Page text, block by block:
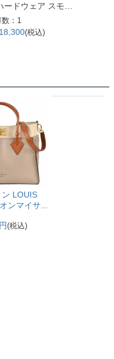
ードウェア スモー
ンク ネックレス 60
SV925 42.4g シ
：1
(税込)
ン LOUIS
ンマイサ
ドバッグ
M53825
(税込)